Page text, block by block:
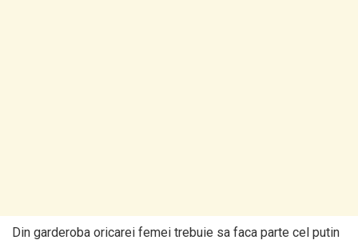
Din garderoba oricarei femei trebuie sa faca parte cel putin